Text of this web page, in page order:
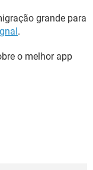
grande para
.
o melhor app